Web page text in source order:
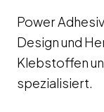
Power
Design und
Klebstoffen
spezialisiert.